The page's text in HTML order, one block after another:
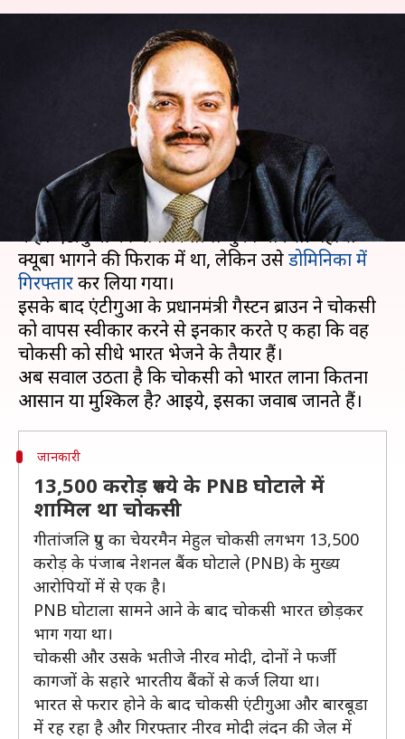
डोमिनिका में गिरफ्तार चोकसी को
भारत लाने के लिए करना होगा लंबा
May 28, 2021 12:10 pm
क्या है खबर?
भगोड़ा हीरा कारोबारी मेहुल चोकसी इन दिनों फिर सुर्खियों
में है। एंटीगुआ की नागरिकता ले चुका चोकसी वहां से
क्यूबा भागने की फिराक में था, लेकिन उसेडोमिनिका में
गिरफ्तारकर लिया गया।
इसके बाद एंटीगुआ के प्रधानमंत्री गैस्टन ब्राउन ने चोकसी
को वापस स्वीकार करने से इनकार करते हुए कहा कि वह
चोकसी को सीधे भारत भेजने के तैयार हैं।
अब सवाल उठता है कि चोकसी को भारत लाना कितना
जानकारी
13,500 करोड़ रुपये के PNB घोटाले में
शामिल था चोकसी
गीतांजलि ग्रुप का चेयरमैन मेहुल चोकसी लगभग 13,500
करोड़ के पंजाब नेशनल बैंक घोटाले (PNB) के मुख्य
आरोपियों में से एक है।
PNB घोटाला सामने आने के बाद चोकसी भारत छोड़कर
भाग गया था।
चोकसी और उसके भतीजे नीरव मोदी, दोनों ने फर्जी
कागजों के सहारे भारतीय बैंकों से कर्ज लिया था।
भारत से फरार होने के बाद चोकसी एंटीगुआ और बारबूडा
में रह रहा है और गिरफ्तार नीरव मोदी लंदन की जेल में